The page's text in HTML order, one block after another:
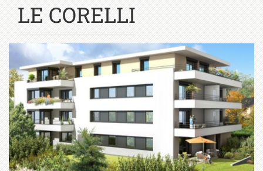
LE CORELLI